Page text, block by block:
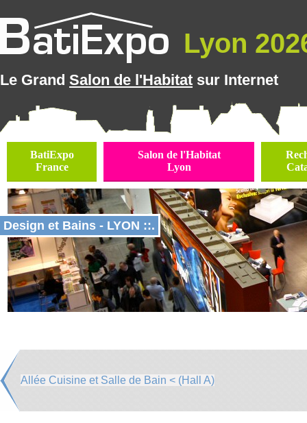
Lyon
Le Grand Salon de l'Habitat sur Internet
BatiExpo
France
Salon de l'Habitat
Lyon
Design et Bains - LYON ::.
Allée Cuisine et Salle de Bain < (Hall A)